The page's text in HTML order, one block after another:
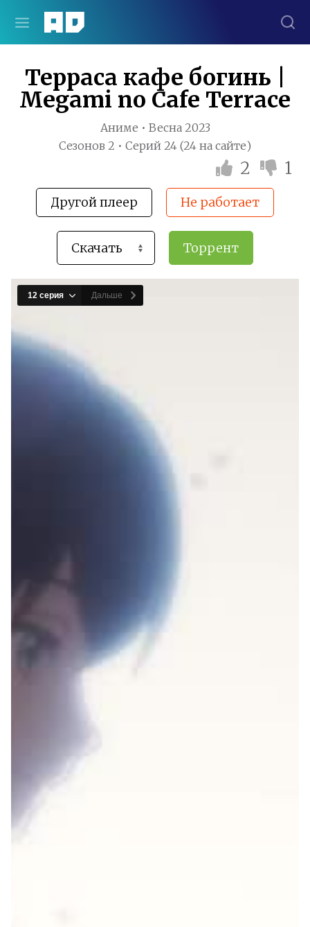
Терраса кафе богинь |
Megami no Cafe Terrace
Аниме • Весна 2023
Сезонов 2 • Серий 24 (24 на сайте)
2 1
Другой плеер Не работает
Торрент